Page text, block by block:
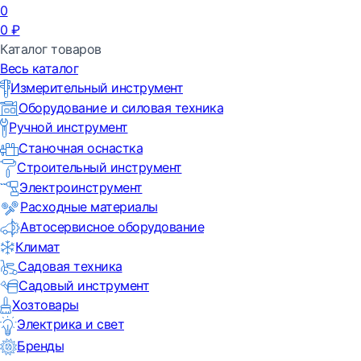
0
0 ₽
Каталог товаров
Весь каталог
Измерительный инструмент
Оборудование и силовая техника
Ручной инструмент
Станочная оснастка
Строительный инструмент
Электроинструмент
Расходные материалы
Автосервисное оборудование
Климат
Садовая техника
Садовый инструмент
Хозтовары
Электрика и свет
Бренды